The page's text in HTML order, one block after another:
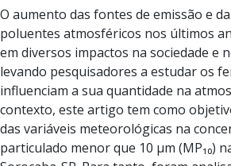
O aumento das fontes de emissão e
poluentes atmosféricos nos últimos
em diversos impactos na sociedade e
levando pesquisadores a estudar os
influenciam a sua quantidade na
contexto, este artigo tem como
das variáveis meteorológicas na
particulado menor que 10 µm (MP₁₀)